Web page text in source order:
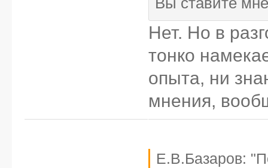
Нет. Но в
тонко
опыта, ни
мнения,
Е.В.Базаров: